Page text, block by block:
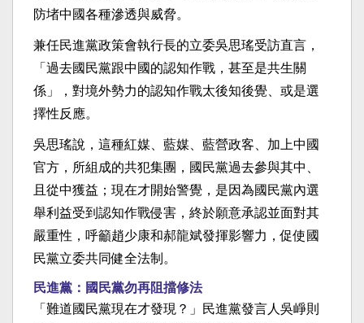
防堵中國各種滲透與威脅。
兼任民進黨政策會執行長的立委吳思瑤受訪直言，
「過去國民黨跟中國的認知作戰，甚至是共生關
係」，對境外勢力的認知作戰太後知後覺、或是選
擇性反應。
吳思瑤說，這種紅媒、藍媒、藍營政客、加上中國
官方，所組成的共犯集團，國民黨過去參與其中、
且從中獲益；現在才開始警覺，是因為國民黨內選
舉利益受到認知作戰侵害，終於願意承認並面對其
嚴重性，呼籲趙少康和郝龍斌發揮影響力，促使國
民黨立委共同健全法制。
民進黨：國民黨勿再阻擋修法
「難道國民黨現在才發現？」民進黨發言人吳崢則